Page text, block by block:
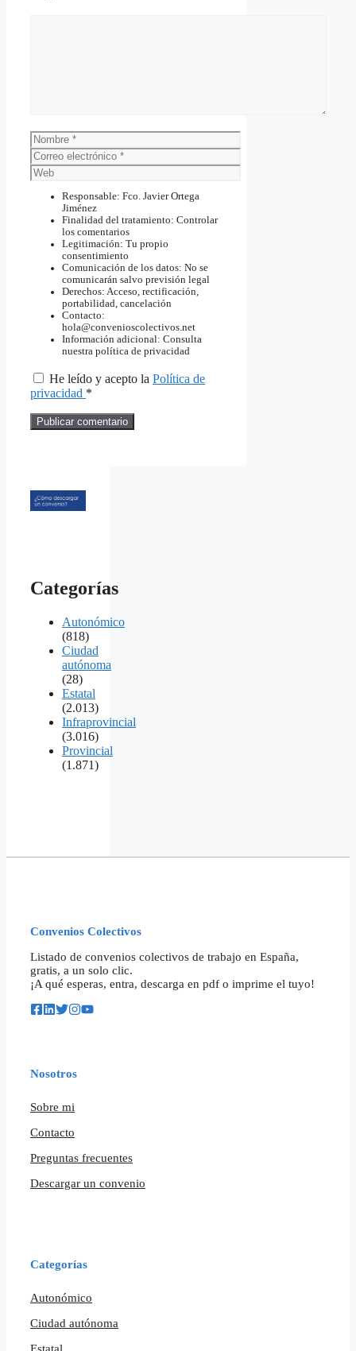
Nombre
Correo
electrónico
Web
Responsable: Fco. Javier Ortega
Jiménez
Finalidad del tratamiento: Controlar
los comentarios
Legitimación: Tu propio
consentimiento
Comunicación de los datos: No se
comunicarán salvo previsión legal
Derechos: Acceso, rectificación,
portabilidad, cancelación
Contacto:
hola@convenioscolectivos.net
Información adicional: Consulta
nuestra política de privacidad
He leído y acepto la Política de
privacidad *
Categorías
Autonómico
(818)
Ciudad
autónoma
(28)
Estatal
(2.013)
Infraprovincial
(3.016)
Provincial
(1.871)
Convenios Colectivos
Listado de convenios colectivos de trabajo en España,
gratis, a un solo clic.
¡A qué esperas, entra, descarga en pdf o imprime el tuyo!
Nosotros
Sobre mi
Contacto
Preguntas frecuentes
Descargar un convenio
Categorías
Autonómico
Ciudad autónoma